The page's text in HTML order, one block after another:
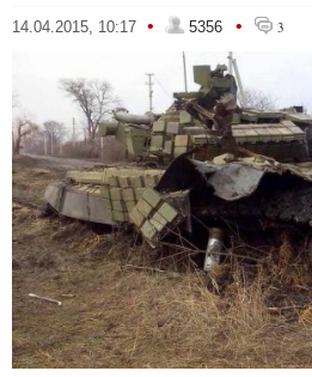
14.04.2015, 10:17 • 5356 • 3